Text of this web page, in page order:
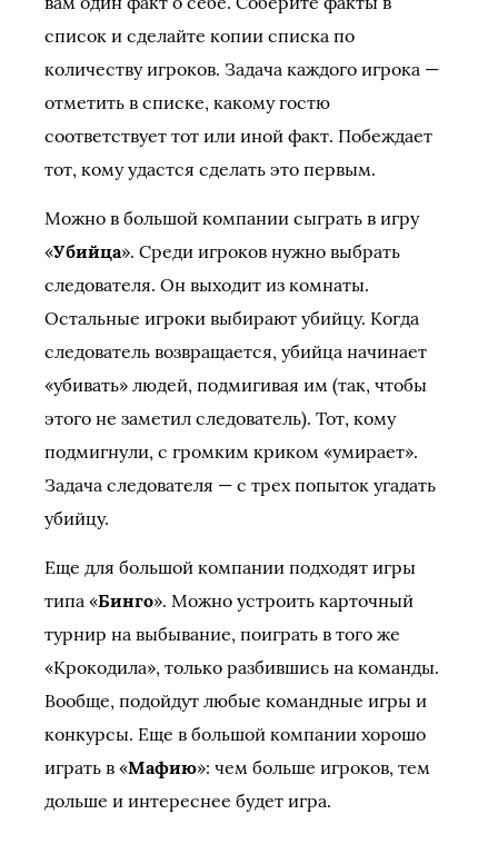
список и сделайте копии списка по
количеству игроков. Задача каждого игрока —
отметить в списке, какому гостю
соответствует тот или иной факт. Побеждает
тот, кому удастся сделать это первым.
Можно в большой компании сыграть в игру
«Убийца». Среди игроков нужно выбрать
следователя. Он выходит из комнаты.
Остальные игроки выбирают убийцу. Когда
следователь возвращается, убийца начинает
«убивать» людей, подмигивая им (так, чтобы
этого не заметил следователь). Тот, кому
подмигнули, с громким криком «умирает».
Задача следователя — с трех попыток угадать
убийцу.
Еще для большой компании подходят игры
типа «Бинго». Можно устроить карточный
турнир на выбывание, поиграть в того же
«Крокодила», только разбившись на команды.
Вообще, подойдут любые командные игры и
конкурсы. Еще в большой компании хорошо
играть в «Мафию»: чем больше игроков, тем
дольше и интереснее будет игра.